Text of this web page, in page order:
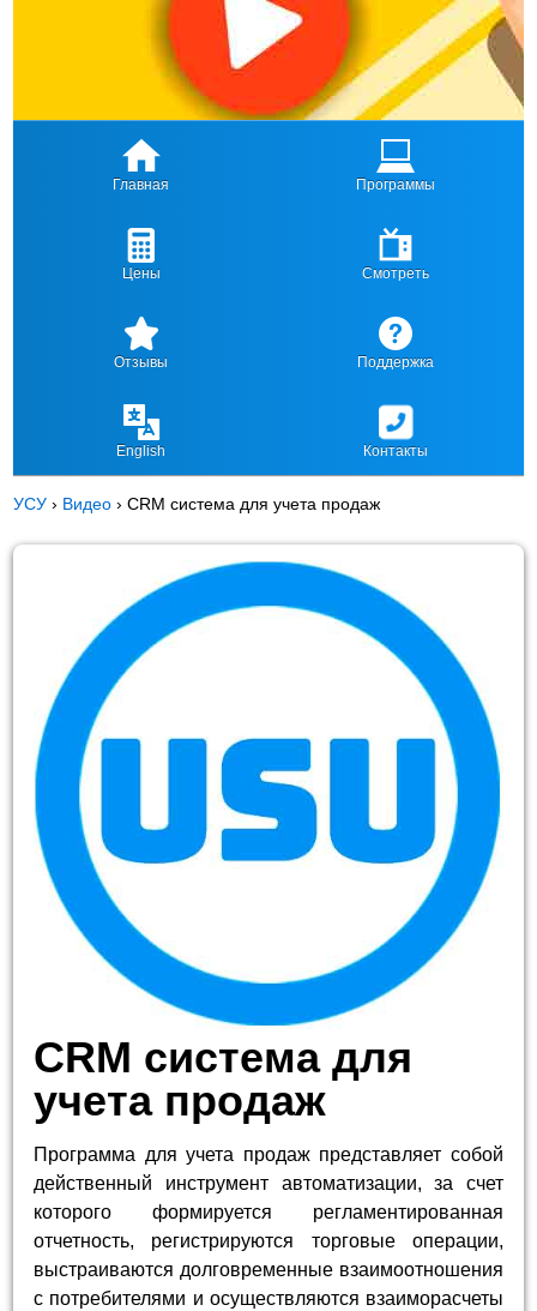
Главная Программы
Цены Смотреть
Отзывы Поддержка
English Контакты
УСУ › Видео ›CRM система для учета продаж
CRM система для
учета продаж
Программа для учета продаж представляет собой
действенный инструмент автоматизации, за счет
которого формируется регламентированная
отчетность, регистрируются торговые операции,
выстраиваются долговременные взаимоотношения
с потребителями и осуществляются взаиморасчеты